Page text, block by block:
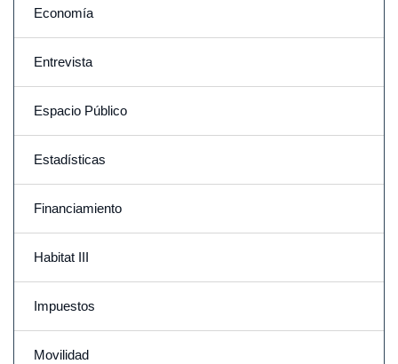
Economía
Entrevista
Espacio Público
Estadísticas
Financiamiento
Habitat III
Impuestos
Movilidad